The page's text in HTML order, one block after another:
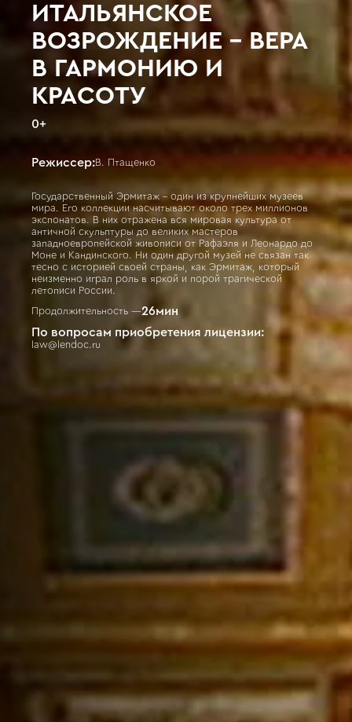
ИТАЛЬЯНСКОЕ
ВОЗРОЖДЕНИЕ - ВЕРА
В ГАРМОНИЮ И
КРАСОТУ
0+
Режиссер:В. Птащенко
Государственный Эрмитаж – один из крупнейших музеев
мира. Его коллекции насчитывают около трех миллионов
экспонатов. В них отражена вся мировая культура от
античной скульптуры до великих мастеров
западноевропейской живописи от Рафаэля и Леонардо до
Моне и Кандинского. Ни один другой музей не связан так
тесно с историей своей страны, как Эрмитаж, который
неизменно играл роль в яркой и порой трагической
летописи России.
Продолжительность —26мин
По вопросам приобретения лицензии:
law@lendoc.ru